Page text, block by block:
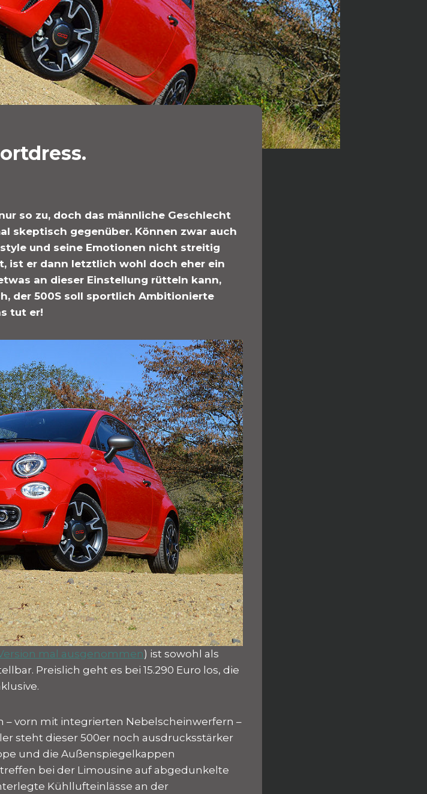
so zu, doch das männliche Geschlecht
skeptisch gegenüber. Können zwar auch
und seine Emotionen nicht streitig
ist er dann letztlich wohl doch eher ein
an dieser Einstellung rütteln kann,
der 500S soll sportlich Ambitionierte
tut er!
mal ausgenommen) ist sowohl als
Preislich geht es bei 15.290 Euro los, die
vorn mit integrierten Nebelscheinwerfern –
steht dieser 500er noch ausdrucksstärker
und die Außenspiegelkappen
bei der Limousine auf abgedunkelte
Kühllufteinlässe an der